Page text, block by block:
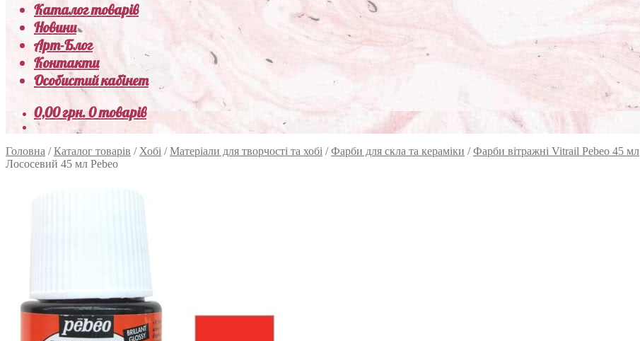
Каталог товарів
Новини
Арт-Блог
Контакти
Особистий кабінет
0,00грн.0 товарів
Головна /Каталог товарів / Хобі /Матеріали для творчості та хобі /Фарби для скла та кераміки /Фарби вітражні Vitrail Pebeo 45 мл
Лососевий 45 мл Pebeo